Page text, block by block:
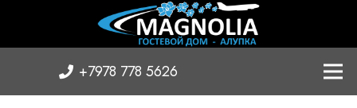
+7978 778 5626